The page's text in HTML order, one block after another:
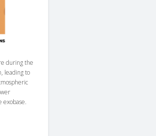
during the
leading to
exobase.